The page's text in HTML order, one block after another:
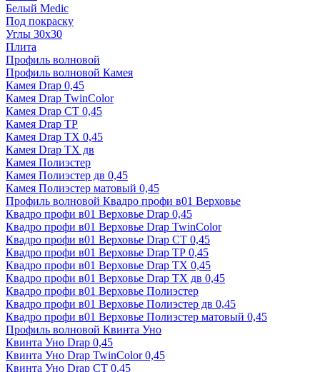
Белый Medic
Под покраску
Углы 30х30
Плита
Профиль волновой
Профиль волновой Камея
Камея Drap 0,45
Камея Drap TwinColor
Камея Drap СТ 0,45
Камея Drap ТР
Камея Drap ТХ 0,45
Камея Drap ТХ дв
Камея Полиэстер
Камея Полиэстер дв 0,45
Камея Полиэстер матовый 0,45
Профиль волновой Квадро профи в01 Верховье
Квадро профи в01 Верховье Drap 0,45
Квадро профи в01 Верховье Drap TwinColor
Квадро профи в01 Верховье Drap СТ 0,45
Квадро профи в01 Верховье Drap ТР 0,45
Квадро профи в01 Верховье Drap ТХ 0,45
Квадро профи в01 Верховье Drap ТХ дв 0,45
Квадро профи в01 Верховье Полиэстер
Квадро профи в01 Верховье Полиэстер дв 0,45
Квадро профи в01 Верховье Полиэстер матовый 0,45
Профиль волновой Квинта Уно
Квинта Уно Drap 0,45
Квинта Уно Drap TwinColor 0,45
Квинта Уно Drap СТ 0,45